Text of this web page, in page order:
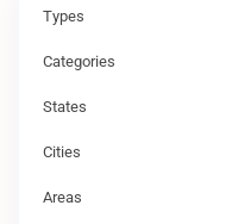
Types
Categories
States
Cities
Areas